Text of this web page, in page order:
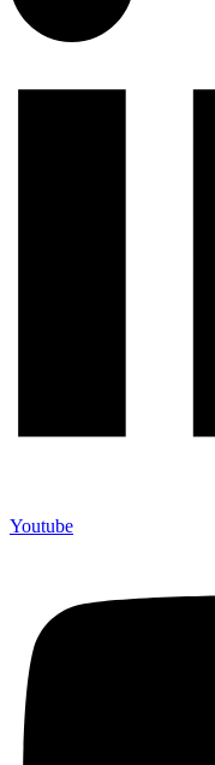
Youtube